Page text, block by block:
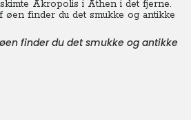
Akropolis i Athen i det fjerne.
finder du det smukke og antikke